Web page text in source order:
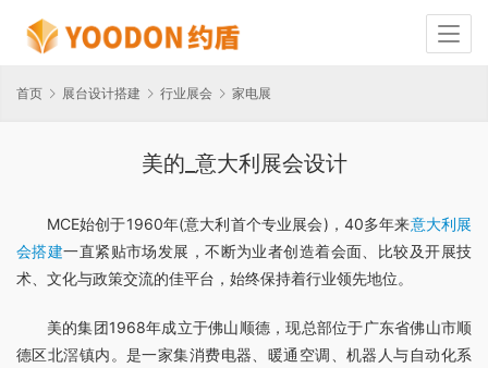
首页 展台设计搭建 行业展会 家电展
美的_意大利展会设计
MCE始创于1960年(意大利首个专业展会)，40多年来意大利展
会搭建一直紧贴市场发展，不断为业者创造着会面、比较及开展技
术、文化与政策交流的佳平台，始终保持着行业领先地位。
美的集团1968年成立于佛山顺德，现总部位于广东省佛山市顺
德区北滘镇内。是一家集消费电器、暖通空调、机器人与自动化系